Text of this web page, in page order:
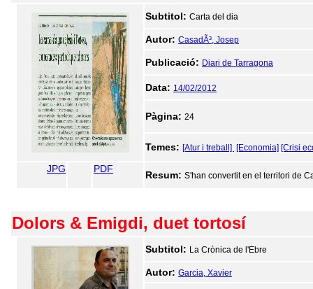
Subtitol: Carta del dia
Autor: CasadÃ³, Josep
Publicació: Diari de Tarragona
Data: 14/02/2012
Pàgina: 24
Temes: [Atur i treball] [Economia] [Crisi
JPG PDF
Resum: S'han convertit en el territori de
Dolors & Emigdi, duet tortosí
Subtitol: La Crònica de l'Ebre
Autor: Garcia, Xavier